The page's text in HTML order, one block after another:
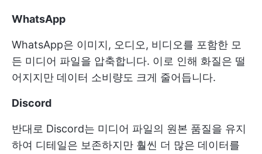
WhatsApp
WhatsApp은 이미지, 오디오, 비디오를 포함한 모
든 미디어 파일을 압축합니다. 이로 인해 화질은 떨
어지지만 데이터 소비량도 크게 줄어듭니다.
Discord
반대로 Discord는 미디어 파일의 원본 품질을 유지
하여 디테일은 보존하지만 훨씬 더 많은 데이터를